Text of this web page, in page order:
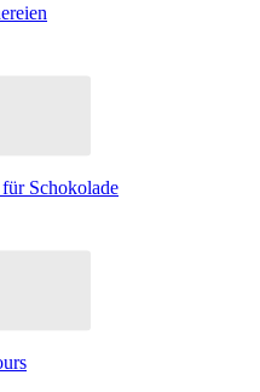
Schokolade